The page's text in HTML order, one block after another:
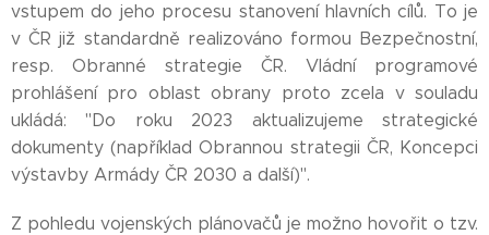
vstupem do jeho procesu stanovení hlavních cílů. To je
v ČR již standardně realizováno formou Bezpečnostní,
resp. Obranné strategie ČR. Vládní programové
prohlášení pro oblast obrany proto zcela v souladu
ukládá: "Do roku 2023 aktualizujeme strategické
dokumenty (například Obrannou strategii ČR, Koncepci
výstavby Armády ČR 2030 a další)".
Z pohledu vojenských plánovačů je možno hovořit o tzv.